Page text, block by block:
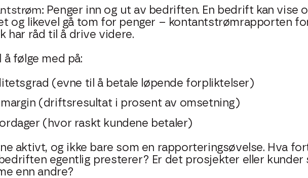
Penger inn og ut av bedriften. En bedrift kan vise
og likevel gå tom for penger – kontantstrømrapporten
har råd til å drive videre.
å følge med på:
(evne til å betale løpende forpliktelser)
(driftsresultat i prosent av omsetning)
(hvor raskt kundene betaler)
aktivt, og ikke bare som en rapporteringsøvelse. Hva
egentlig presterer? Er det prosjekter eller kunder
enn andre?